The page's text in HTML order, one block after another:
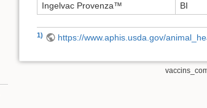
Ingelvac Provenza™
BI
1) https://www.aphis.usda.gov/